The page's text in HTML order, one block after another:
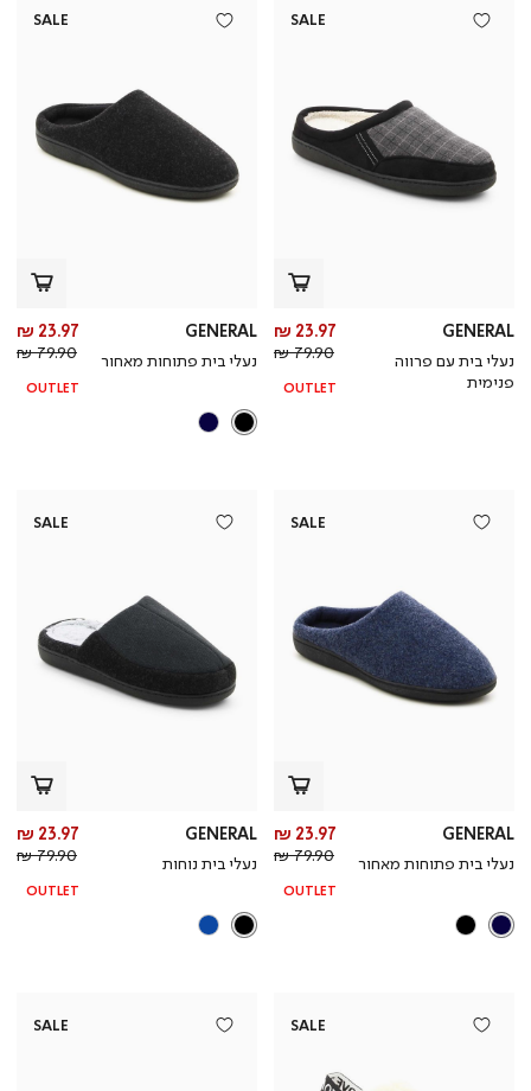
SALE
GENERAL
נעלי בית עם פרווה
פנימית
מחיר
מוצר
23.97 ₪
מחיר
רגיל
79.90 ₪
OUTLET
SALE
GENERAL
נעלי בית פתוחות מאחור
23.97 ₪
79.90 ₪
OUTLET
SALE
GENERAL
נעלי בית פתוחות מאחור
מחיר
מוצר
23.97 ₪
מחיר
רגיל
79.90 ₪
OUTLET
SALE
GENERAL
נעלי בית נוחות
23.97 ₪
79.90 ₪
OUTLET
SALE
SALE